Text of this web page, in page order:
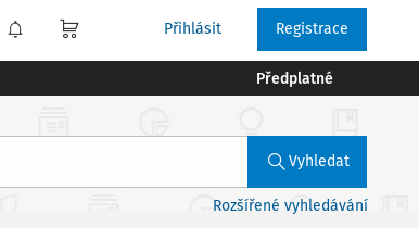
Přihlásit Registrace
Předplatné
Vyhledat
Rozšířené vyhledávání